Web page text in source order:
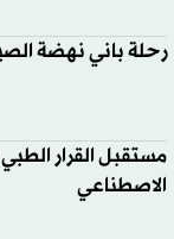
رحلة باني نهضة
مستقبل القرار
الاصطناعي